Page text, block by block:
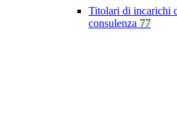
Titolari di incarichi
consulenza 77